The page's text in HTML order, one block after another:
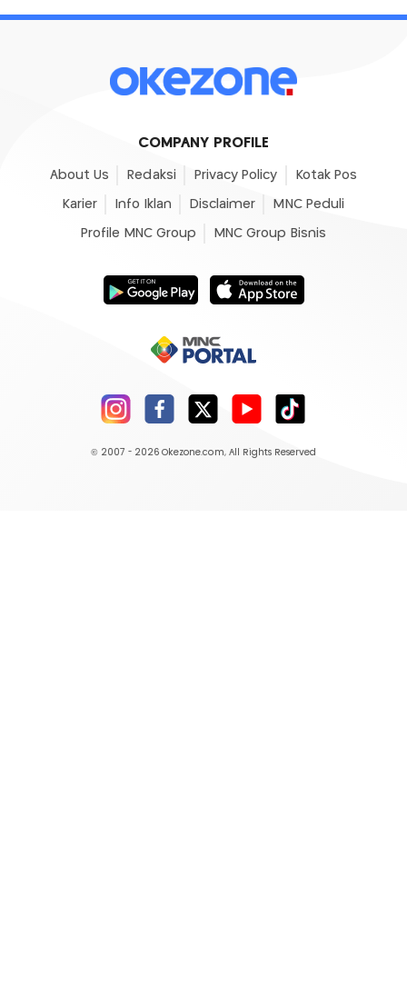
COMPANY PROFILE
About Us Redaksi Privacy Policy Kotak Pos
Karier Info Iklan Disclaimer MNC Peduli
Profile MNC Group MNC Group Bisnis
© 2007 - 2026 Okezone.com, All Rights Reserved